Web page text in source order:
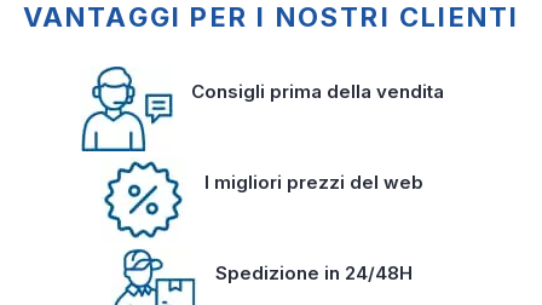
VANTAGGI PER I NOSTRI CLIENTI
Consigli prima della vendita
I migliori prezzi del web
Spedizione in 24/48H